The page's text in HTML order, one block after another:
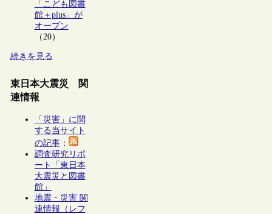
「こども図書
館＋plus」が
オープン
（20）
続きを見る
東日本大震災 関
連情報
「災害」に関
する当サイト
の記事：
調査研究リポ
ート「東日本
大震災と図書
館」
地震・災害 関
連情報（レフ